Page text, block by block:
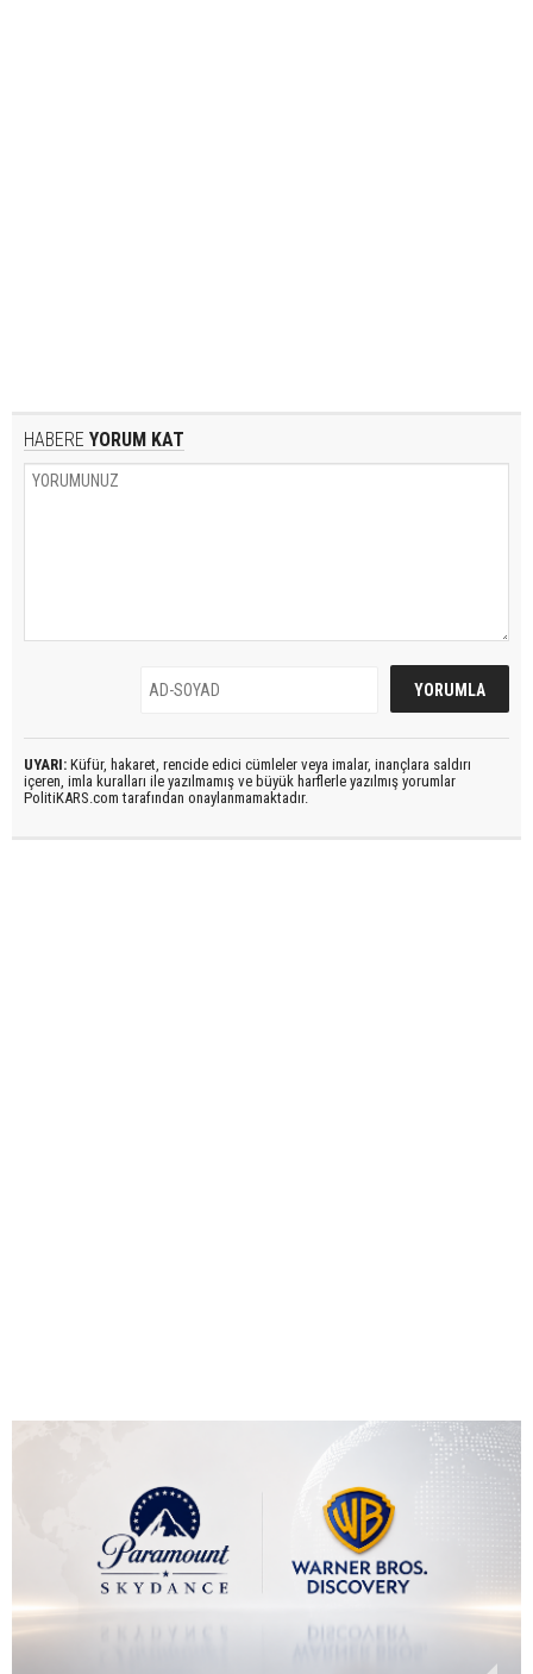
HABERE YORUM KAT
UYARI: Küfür, hakaret, rencide edici cümleler veya imalar, inançlara saldırı
içeren, imla kuralları ile yazılmamış ve büyük harflerle yazılmış yorumlar
PolitiKARS.com tarafından onaylanmamaktadır.